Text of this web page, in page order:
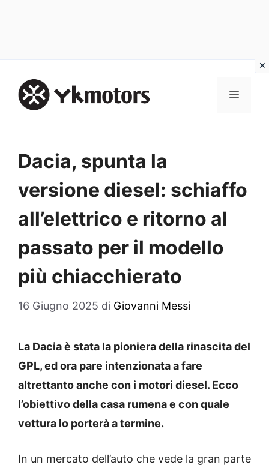
contenuto
MENU
Dacia, spunta la
versione diesel: schiaffo
all’elettrico e ritorno al
passato per il modello
più chiacchierato
16 Giugno 2025 di Giovanni Messi
La Dacia è stata la pioniera della rinascita del
GPL, ed ora pare intenzionata a fare
altrettanto anche con i motori diesel. Ecco
l’obiettivo della casa rumena e con quale
vettura lo porterà a termine.
In un mercato dell’auto che vede la gran parte